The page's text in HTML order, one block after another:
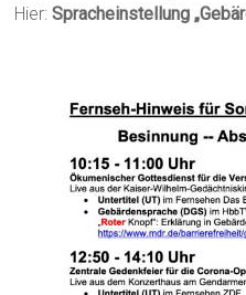
Hier:Spracheinstellung